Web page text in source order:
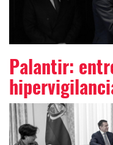
Palantir: